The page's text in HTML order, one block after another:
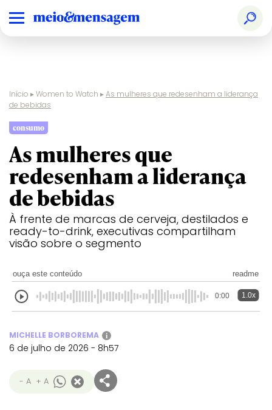
Início ▸Women to Watch ▸As mulheres que redesenham a liderança
de bebidas
consumo
As mulheres que
redesenham a liderança
de bebidas
À frente de marcas de cerveja, destilados e
ready-to-drink, executivas compartilham
visão sobre o segmento
ouça este conteúdo readme
0:00 1.0x
MICHELLE BORBOREMA i
6 de julho de 2026 - 8h57
- A + A